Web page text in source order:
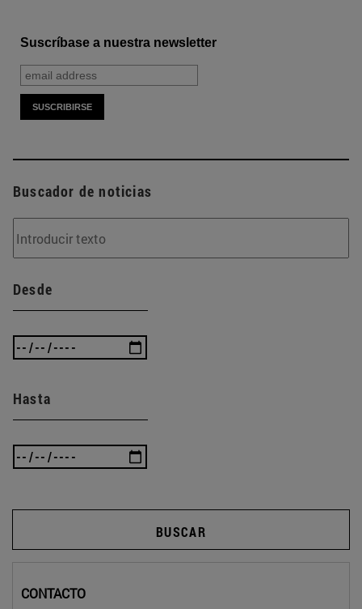
Suscríbase a nuestra newsletter
Buscador de noticias
Desde
Hasta
BUSCAR
CONTACTO